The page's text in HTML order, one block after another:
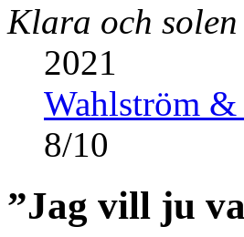
Klara och solen
2021
Wahlström
8/10
”Jag vill ju